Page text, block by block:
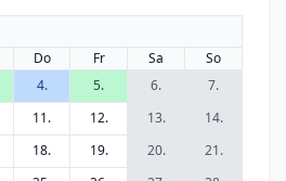
Do Fr Sa
So
4. 5. 6.
7.
11. 12. 13.
14.
18. 19. 20.
21.